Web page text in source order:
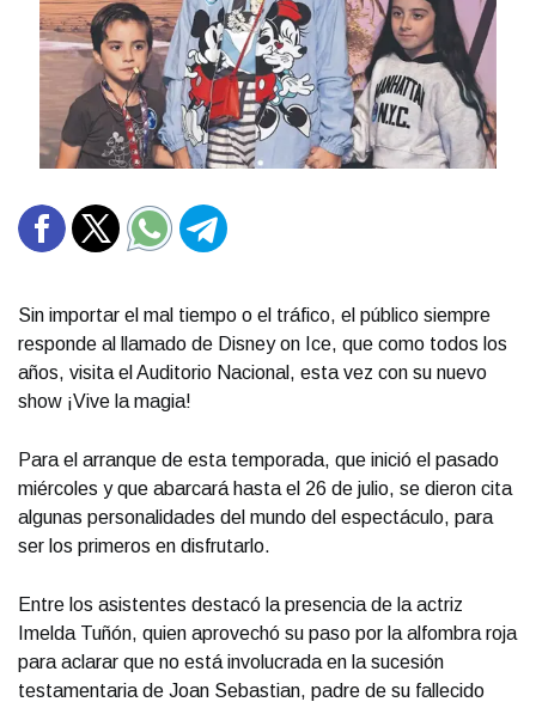
Sin importar el mal tiempo o el tráfico, el público siempre
responde al llamado de Disney on Ice, que como todos los
años, visita el Auditorio Nacional, esta vez con su nuevo
show ¡Vive la magia!
Para el arranque de esta temporada, que inició el pasado
miércoles y que abarcará hasta el 26 de julio, se dieron cita
algunas personalidades del mundo del espectáculo, para
ser los primeros en disfrutarlo.
Entre los asistentes destacó la presencia de la actriz
Imelda Tuñón, quien aprovechó su paso por la alfombra roja
para aclarar que no está involucrada en la sucesión
testamentaria de Joan Sebastian, padre de su fallecido